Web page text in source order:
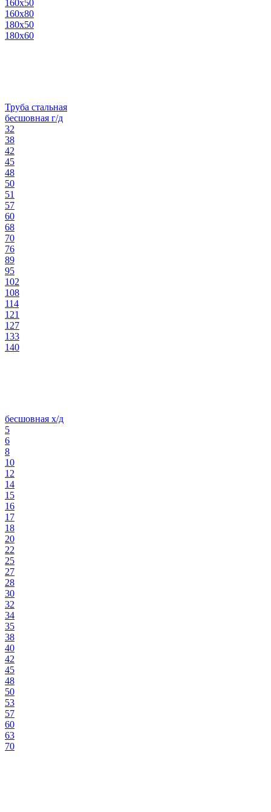
160х50
160х80
180х50
180х60
Труба стальная
бесшовная г/д
32
38
42
45
48
50
51
57
60
68
70
76
89
95
102
108
114
121
127
133
140
бесшовная х/д
5
6
8
10
12
14
15
16
17
18
20
22
25
27
28
30
32
34
35
38
40
42
45
48
50
53
57
60
63
70